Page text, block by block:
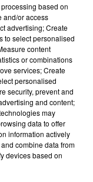
1 min 16 sec
based on
and/or access
advertising; Create
to select personalised
content
or combinations
services; Create
personalised
security, prevent and
and content;
may
data to offer
information actively
combine data from
devices based on